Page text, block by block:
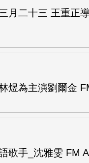
月二十三 王重正
煜為主演劉爾金
歌手_沈雅雯 FM